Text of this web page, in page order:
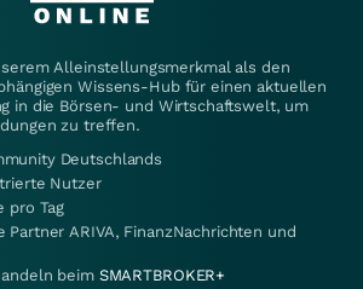
Alleinstellungsmerkmal als den
Wissens-Hub für einen aktuellen
in die Börsen- und Wirtschaftswelt, um
zu treffen.
Deutschlands
Nutzer
pro Tag
Partner ARIVA, FinanzNachrichten und
beim SMARTBROKER+